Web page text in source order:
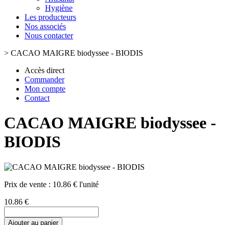
Hygiène
Les producteurs
Nos associés
Nous contacter
> CACAO MAIGRE biodyssee - BIODIS
Accès direct
Commander
Mon compte
Contact
CACAO MAIGRE biodyssee -
BIODIS
Prix de vente : 10.86 € l'unité
10.86 €
Ajouter au panier